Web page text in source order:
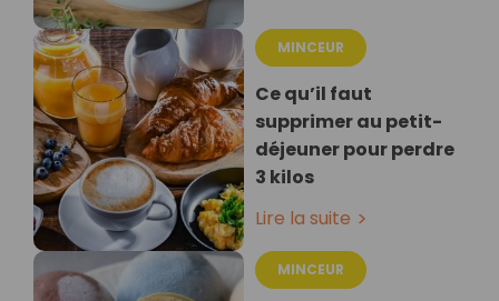
MINCEUR
Ce qu’il faut
supprimer au petit-
déjeuner pour perdre
3 kilos
Lire la suite
MINCEUR